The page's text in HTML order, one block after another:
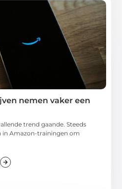
nemen vaker een
trend gaande. Steeds
in Amazon-trainingen om